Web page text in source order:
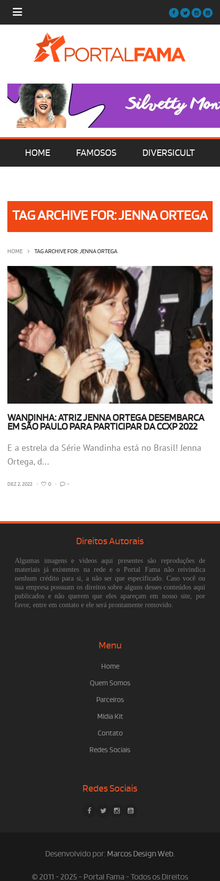
HOME FAMOSOS DIVERSICULT
OLHA ISSO! EU QUERO!
TAG ARCHIVE FOR: JENNA ORTEGA
HOME TAG ARCHIVE FOR: JENNA ORTEGA
WANDINHA: ATRIZ JENNA ORTEGA DESEMBARCA
EM SÃO PAULO PARA PARTICIPAR DA CCXP 2022
E a estrela da Série Wandinha está no Brasil! Jenna
Ortega, d...
DEZ 2, 2022 • 0 • -
Direitos Autorais
Algumas imagens e vídeos aqui presentes são reproduções de
materiais já existentes na rede e o Portal Fama não reivindica
nenhum crédito para si, a não ser que especificado. Caso você ou
sua empresa possuam os direitos sobre alguns desses conteúdos aqui
publicados e não querem que eles apareçam em nosso site, por
favor, entre em contato e ele será prontamente removido.
Menu
Home
Quem Somos
Parceiros
Mídia Kit
Contato
Redes Sociais
Redes Sociais
Desenvolvido por: Marcos Design Web.
© 2011 - 2025 - Portal Fama - Todos os Direitos